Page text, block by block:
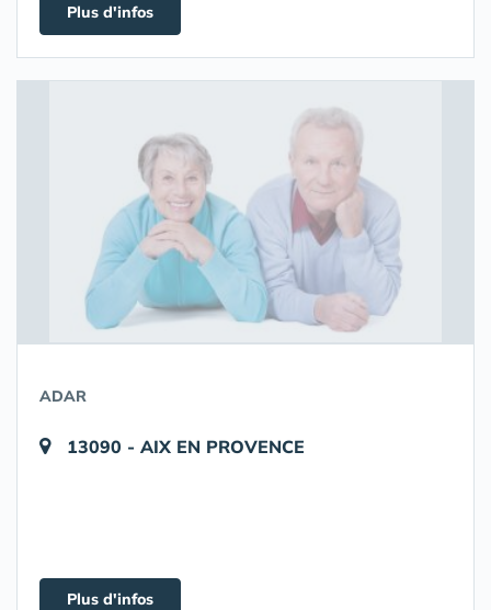
Plus d'infos
ADAR
13090 - AIX EN PROVENCE
Plus d'infos